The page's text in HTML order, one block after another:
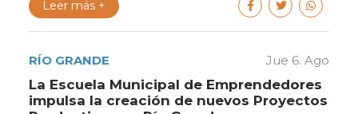
Leer más +
RÍO GRANDE Jue 6. Ago
La Escuela Municipal de Emprendedores
impulsa la creación de nuevos Proyectos